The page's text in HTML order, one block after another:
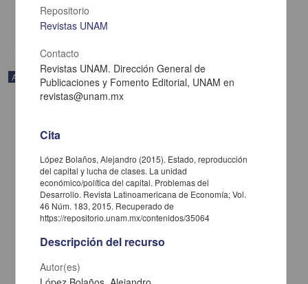
Artículo
Argentine Development After the Financial Crisis
Repositorio
Revistas UNAM
Contacto
Revistas UNAM. Dirección General de
Publicaciones y Fomento Editorial, UNAM en
revistas@unam.mx
Cita
López Bolaños, Alejandro (2015). Estado, reproducción
del capital y lucha de clases. La unidad
económico/política del capital. Problemas del
Desarrollo. Revista Latinoamericana de Economía; Vol.
46 Núm. 183, 2015. Recuperado de
https://repositorio.unam.mx/contenidos/35064
Descripción del recurso
Autor(es)